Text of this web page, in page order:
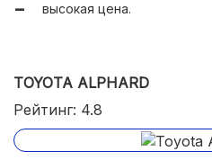
высокая цена.
TOYOTA ALPHARD
Рейтинг: 4.8